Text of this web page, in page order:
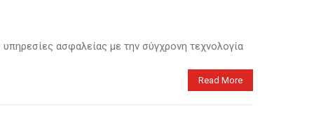
ασφαλείας με την σύγχρονη τεχνολογία
Read More